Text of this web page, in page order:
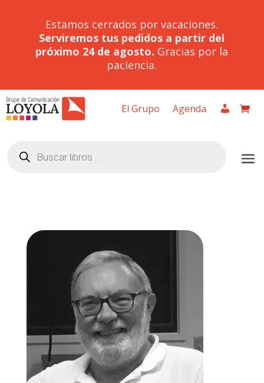
Estamos cerrados por vacaciones.
Serviremos tus pedidos a partir del
próximo 24 de agosto. Gracias por la
paciencia.
El Grupo Agenda
productos